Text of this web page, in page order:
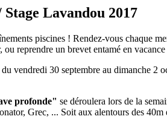
Stage Lavandou 2017
piscines ! Rendez-vous chaque
reprendre un brevet entamé en vacance
vendredi 30 septembre au dimanche 2
profonde" se déroulera lors de la
Grec, ... Soit aux alentours des 40m